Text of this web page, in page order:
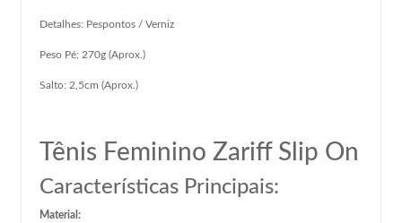
Detalhes: Pespontos / Verniz
Peso Pé: 270g (Aprox.)
Salto: 2,5cm (Aprox.)
Tênis Feminino Zariff Slip On
Características Principais:
Material: